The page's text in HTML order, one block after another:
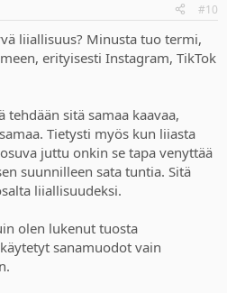
#10
liiallisuus? Minusta tuo termi,
erityisesti Instagram, TikTok
tehdään sitä samaa kaavaa,
Tietysti myös kun liiasta
juttu onkin se tapa venyttää
suunnilleen sata tuntia. Sitä
liiallisuudeksi.
olen lukenut tuosta
sanamuodot vain